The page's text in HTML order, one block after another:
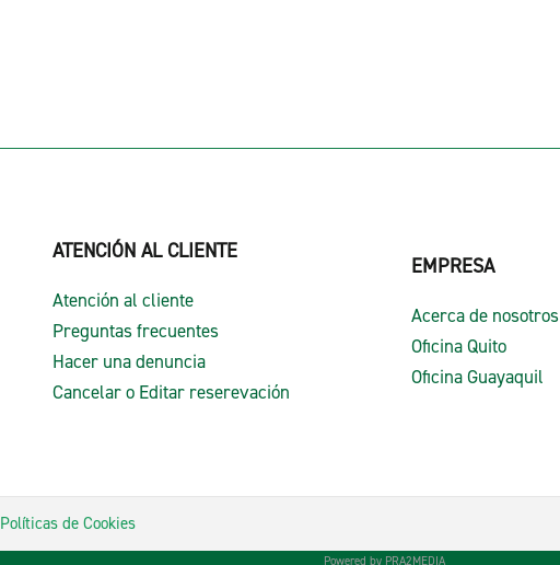
ATENCIÓN AL CLIENTE
Atención al cliente
Preguntas frecuentes
Hacer una denuncia
Cancelar o Editar reserevación
EMPRESA
Acerca de nosotros
Oficina Quito
Oficina Guayaquil
Políticas de Cookies